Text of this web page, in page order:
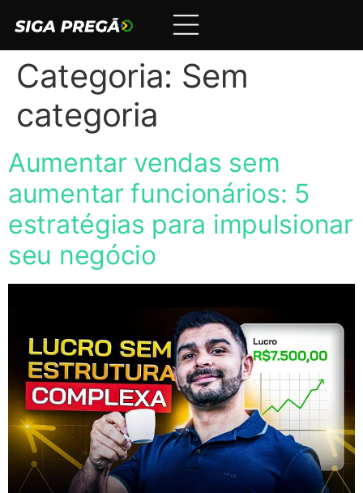
Categoria: Sem
categoria
Aumentar vendas sem
aumentar funcionários: 5
estratégias para impulsionar
seu negócio